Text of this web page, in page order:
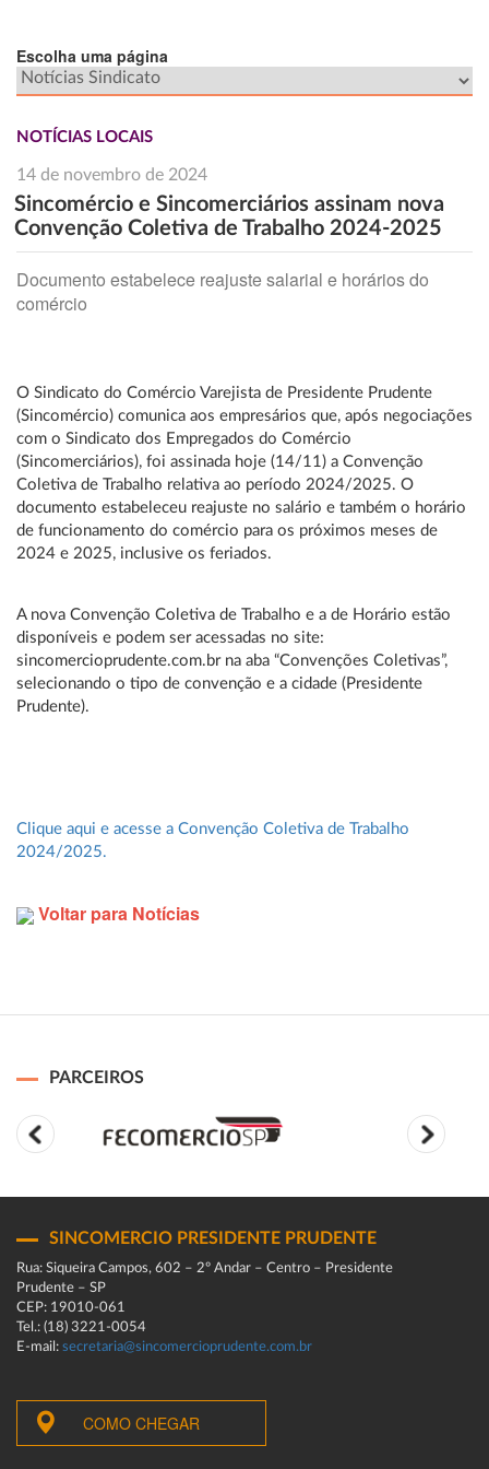
Escolha uma página
NOTÍCIAS LOCAIS
14 de novembro de 2024
Sincomércio e Sincomerciários assinam nova
Convenção Coletiva de Trabalho 2024-2025
Documento estabelece reajuste salarial e horários do
comércio
O Sindicato do Comércio Varejista de Presidente Prudente
(Sincomércio) comunica aos empresários que, após negociações
com o Sindicato dos Empregados do Comércio
(Sincomerciários), foi assinada hoje (14/11) a Convenção
Coletiva de Trabalho relativa ao período 2024/2025. O
documento estabeleceu reajuste no salário e também o horário
de funcionamento do comércio para os próximos meses de
2024 e 2025, inclusive os feriados.
A nova Convenção Coletiva de Trabalho e a de Horário estão
disponíveis e podem ser acessadas no site:
sincomercioprudente.com.br na aba “Convenções Coletivas”,
selecionando o tipo de convenção e a cidade (Presidente
Prudente).
Clique aqui e acesse a Convenção Coletiva de Trabalho
2024/2025.
Voltar para Notícias
PARCEIROS
SINCOMERCIO PRESIDENTE PRUDENTE
Rua: Siqueira Campos, 602 – 2º Andar – Centro – Presidente
Prudente – SP
CEP: 19010-061
Tel.: (18) 3221-0054
E-mail: secretaria@sincomercioprudente.com.br
COMO CHEGAR